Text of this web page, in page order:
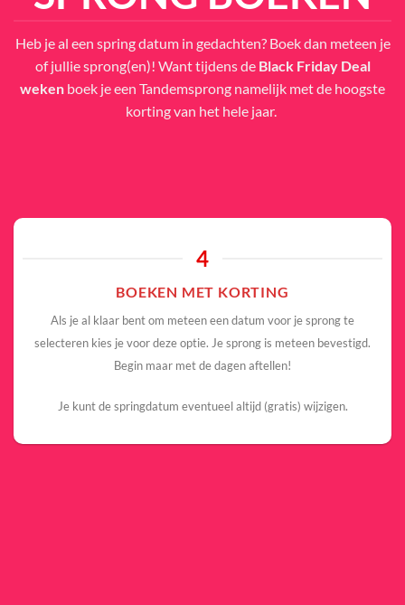
Heb je al een spring datum in gedachten? Boek dan meteen je
of jullie sprong(en)! Want tijdens deBlack Friday Deal
weken boek je een Tandemsprong namelijk metde hoogste
korting van het hele jaar.
4
BOEKEN MET KORTING
Als je al klaar bent om meteen een datum voor je sprong te
selecteren kies je voor deze optie. Je sprong is meteen bevestigd.
Begin maar met de dagen aftellen!
Je kunt de springdatum eventueel altijd (gratis) wijzigen.